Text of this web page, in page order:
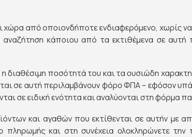
χώρα από οποιονδήποτε ενδιαφερόμενο, χωρίς
κάποιου από τα εκτιθέμενα σε αυτή
διαθέσιμη ποσότητά του και τα ουσιώδη
σε αυτή περιλαμβάνουν φόρο ΦΠΑ – εφόσον
σε ειδική ενότητα και αναλύονται στη φόρμα
και αγαθών που εκτίθενται σε αυτήν με
και στη συνέχεια ολοκληρώνετε την